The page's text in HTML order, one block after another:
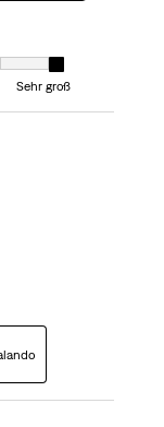
7 gleich Sehr groß ist
Sehr groß